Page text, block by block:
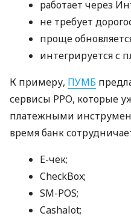
работает через
не требует
проще
интегрируется с
К примеру, ПУМБ
сервисы РРО, которые
платежными
время банк
E-чек;
CheckBox;
SM-POS;
Cashalot;